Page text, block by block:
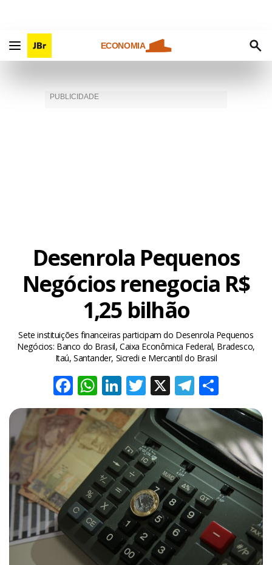
ECONOMIA
Desenrola Pequenos
Negócios renegocia R$
1,25 bilhão
Sete instituições financeiras participam do Desenrola Pequenos
Negócios: Banco do Brasil, Caixa Econômica Federal, Bradesco,
Itaú, Santander, Sicredi e Mercantil do Brasil
Facebook
WhatsApp
LinkedIn
Twitter
X